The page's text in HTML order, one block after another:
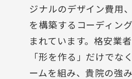
ジナルのデザイン費用
を構築するコーディン
まれています。格安業
「形を作る」だけでな
ームを組み、貴院の強